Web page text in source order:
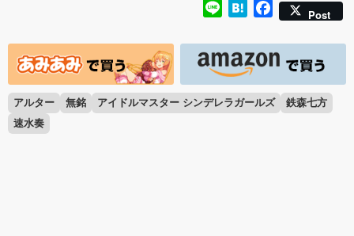
Line HatenaFacebook
Post
アルター 無銘 アイドルマスター シンデレラガールズ
鉄森七方
速水奏